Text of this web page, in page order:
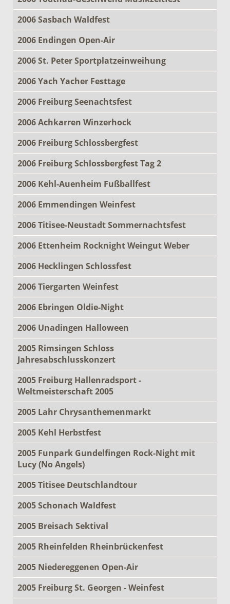
2006 Sasbach Waldfest
2006 Endingen Open-Air
2006 St. Peter Sportplatzeinweihung
2006 Yach Yacher Festtage
2006 Freiburg Seenachtsfest
2006 Achkarren Winzerhock
2006 Freiburg Schlossbergfest
2006 Freiburg Schlossbergfest Tag 2
2006 Kehl-Auenheim Fußballfest
2006 Emmendingen Weinfest
2006 Titisee-Neustadt Sommernachtsfest
2006 Ettenheim Rocknight Weingut Weber
2006 Hecklingen Schlossfest
2006 Tiergarten Weinfest
2006 Ebringen Oldie-Night
2006 Unadingen Halloween
2005 Rimsingen Schloss
Jahresabschlusskonzert
2005 Freiburg Hallenradsport -
Weltmeisterschaft 2005
2005 Lahr Chrysanthemenmarkt
2005 Kehl Herbstfest
2005 Funpark Gundelfingen Rock-Night mit
Lucy (No Angels)
2005 Titisee Deutschlandtour
2005 Schonach Waldfest
2005 Breisach Sektival
2005 Rheinfelden Rheinbrückenfest
2005 Niedereggenen Open-Air
2005 Freiburg St. Georgen - Weinfest